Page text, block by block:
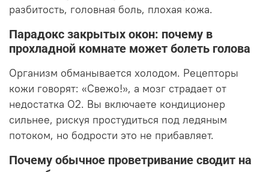
разбитость, головная боль, плохая кожа.
Парадокс закрытых окон: почему в
прохладной комнате может болеть голова
Организм обманывается холодом. Рецепторы
кожи говорят: «Свежо!», а мозг страдает от
недостатка О2. Вы включаете кондиционер
сильнее, рискуя простудиться под ледяным
потоком, но бодрости это не прибавляет.
Почему обычное проветривание сводит на